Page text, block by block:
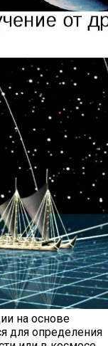
на основе
для определения